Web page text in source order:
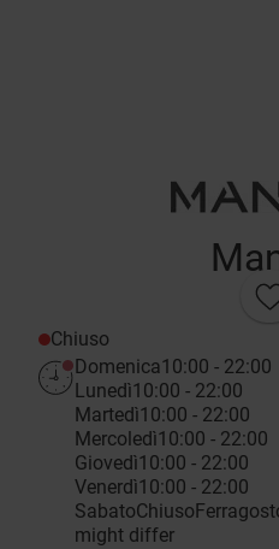
Chiuso
Domenica10:00 - 22:00
Lunedì10:00 - 22:00
Martedì10:00 - 22:00
Mercoledì10:00 - 22:00
Giovedì10:00 - 22:00
Venerdì10:00 - 22:00
SabatoChiuso
might differ